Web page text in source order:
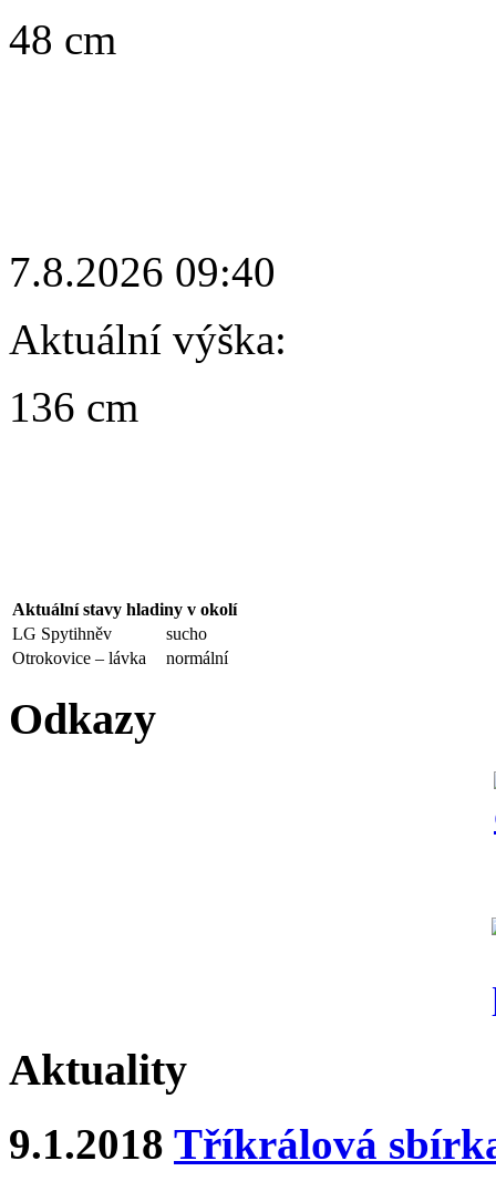
48 cm
7.8.2026 09:40
Aktuální výška:
136 cm
Aktuální stavy hladiny v okolí
LG Spytihněv
sucho
Otrokovice – lávka
normální
Odkazy
Aktuality
9.1.2018 Tříkrálová